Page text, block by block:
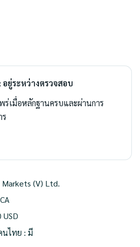
ยู่ระหว่างตรวจสอบ
เมื่อหลักฐานครบและผ่านการ
(V) Ltd.
นไทย : มี